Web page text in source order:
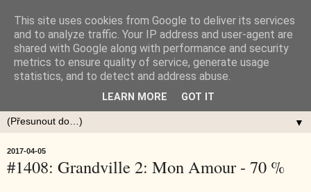
▼
2017-04-05
#1408: Grandville 2: Mon Amour - 70 %
This site uses cookies from Google to deliver its services
and to analyze traffic. Your IP address and user-agent are
shared with Google along with performance and security
metrics to ensure quality of service, generate usage
statistics, and to detect and address abuse.
LEARN MORE GOT IT